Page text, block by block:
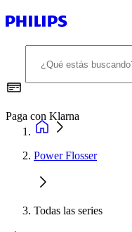
Paga con Klarna
Power Flosser
Todas las series